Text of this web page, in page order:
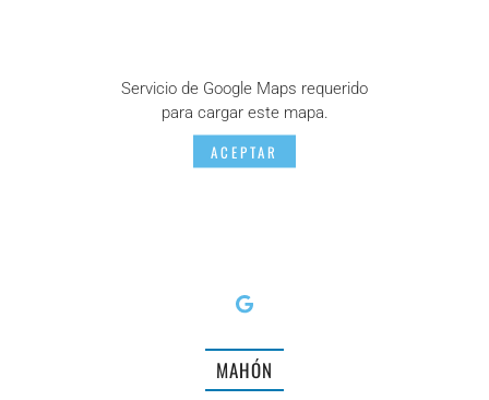
Servicio de Google Maps requerido
para cargar este mapa.
ACEPTAR
MAHÓN